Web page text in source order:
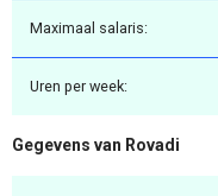
Maximaal salaris:
Uren per week:
Gegevens van Rovadi